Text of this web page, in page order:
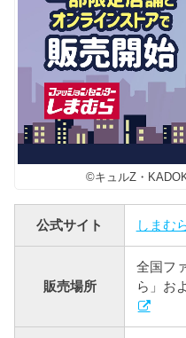
©キュルZ・
公式サイト しまむ
販売場所
全国フ
ら」お